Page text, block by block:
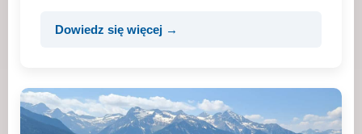
Dowiedz się więcej →